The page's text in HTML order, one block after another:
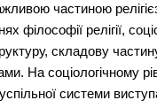
частиною
філософії релігії,
складову
На соціологічному
системи